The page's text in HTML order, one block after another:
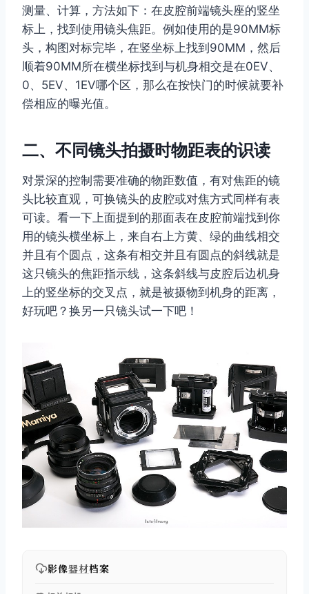
测量、计算，方法如下：在皮腔前端镜头座的竖坐
标上，找到使用镜头焦距。例如使用的是90MM标
头，构图对标完毕，在竖坐标上找到90MM，然后
顺着90MM所在横坐标找到与机身相交是在0EV、
0、5EV、1EV哪个区，那么在按快门的时候就要补
偿相应的曝光值。
二、不同镜头拍摄时物距表的识读
对景深的控制需要准确的物距数值，有对焦距的镜
头比较直观，可换镜头的皮腔或对焦方式同样有表
可读。看一下上面提到的那面表在皮腔前端找到你
用的镜头横坐标上，来自右上方黄、绿的曲线相交
并且有个圆点，这条有相交并且有圆点的斜线就是
这只镜头的焦距指示线，这条斜线与皮腔后边机身
上的竖坐标的交叉点，就是被摄物到机身的距离，
好玩吧？换另一只镜头试一下吧！
影像器材档案